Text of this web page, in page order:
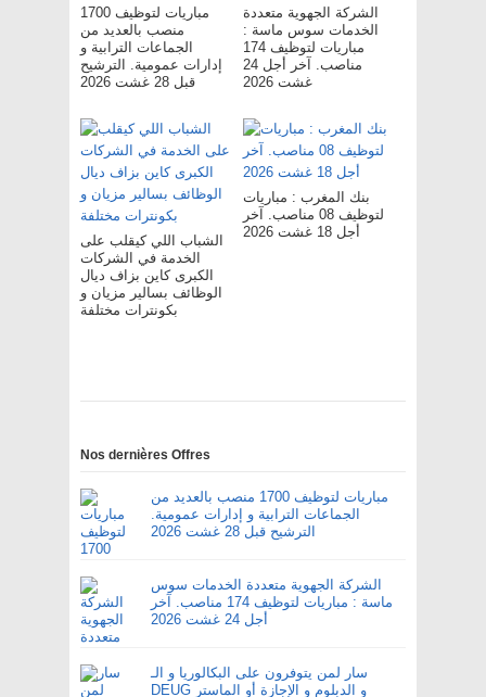
مباريات لتوظيف 1700
منصب بالعديد من
الجماعات الترابية و
إدارات عمومية. الترشيح
قبل 28 غشت 2026
الشركة الجهوية متعددة
الخدمات سوس ماسة :
مباريات لتوظيف 174
مناصب. آخر أجل 24
غشت 2026
الشباب اللي كيقلب على
الخدمة في الشركات
الكبرى كاين بزاف ديال
الوظائف بسالير مزيان و
بكونترات مختلفة
بنك المغرب : مباريات
لتوظيف 08 مناصب. آخر
أجل 18 غشت 2026
Nos dernières Offres
مباريات لتوظيف 1700 منصب بالعديد من
الجماعات الترابية و إدارات عمومية.
الترشيح قبل 28 غشت 2026
الشركة الجهوية متعددة الخدمات سوس
ماسة : مباريات لتوظيف 174 مناصب. آخر
أجل 24 غشت 2026
سار لمن يتوفرون على البكالوريا و الـ
DEUG و الدبلوم و الإجازة أو الماستر